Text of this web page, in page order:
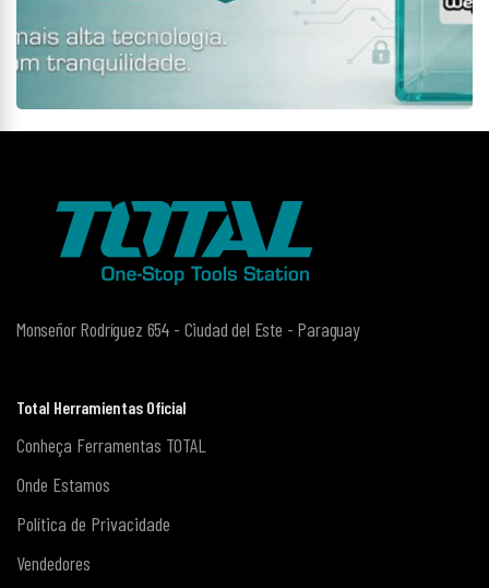
Monseñor Rodríguez 654 - Ciudad del Este - Paraguay
Total Herramientas Oficial
Conheça Ferramentas TOTAL
Onde Estamos
Política de Privacidade
Vendedores